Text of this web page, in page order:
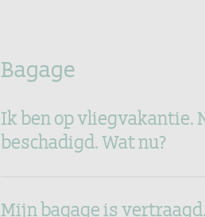
Bagage
Ik ben op vliegvakantie.
beschadigd. Wat nu?
Mijn bagage is